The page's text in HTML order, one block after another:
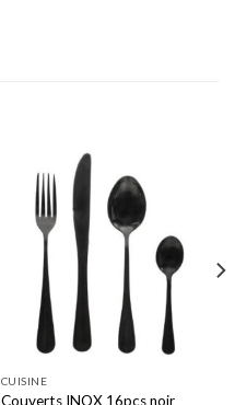
CUISINE
Couverts INOX 16pcs noir